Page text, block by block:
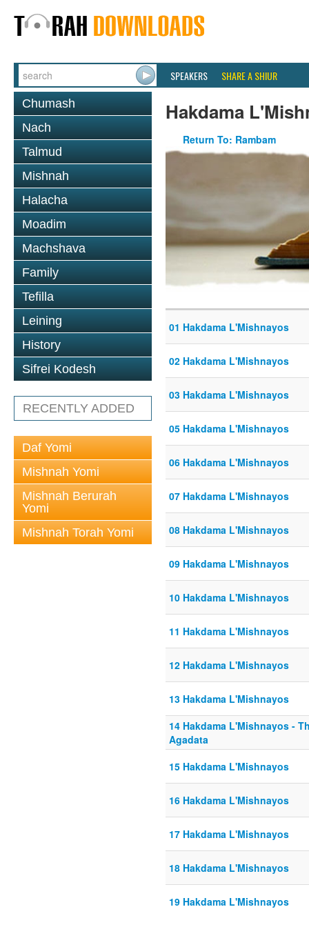
SPEAKERS SHARE A SHIUR
Chumash
Nach
Talmud
Mishnah
Halacha
Moadim
Machshava
Family
Tefilla
Leining
History
Sifrei Kodesh
RECENTLY ADDED
Daf Yomi
Mishnah Yomi
Mishnah Berurah
Yomi
Mishnah Torah Yomi
Hakdama
Return To: Rambam
01 Hakdama L'Mishnayos
02 Hakdama L'Mishnayos
03 Hakdama L'Mishnayos
05 Hakdama L'Mishnayos
06 Hakdama L'Mishnayos
07 Hakdama L'Mishnayos
08 Hakdama L'Mishnayos
09 Hakdama L'Mishnayos
10 Hakdama L'Mishnayos
11 Hakdama L'Mishnayos
12 Hakdama L'Mishnayos
13 Hakdama L'Mishnayos
14 Hakdama L'Mishnayos -
Agadata
15 Hakdama L'Mishnayos
16 Hakdama L'Mishnayos
17 Hakdama L'Mishnayos
18 Hakdama L'Mishnayos
19 Hakdama L'Mishnayos